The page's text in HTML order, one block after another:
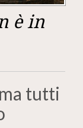
è in
tutti